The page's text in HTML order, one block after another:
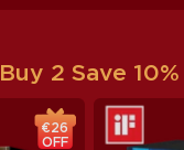
Buy 2 Save 10%
€26
OFF